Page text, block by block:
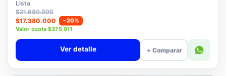
Lista
$21.680.000
$17.380.000
−20%
Valor cuota $375.911
+ Comparar